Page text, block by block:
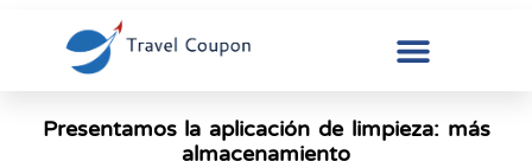
Presentamos la aplicación de limpieza: más
almacenamiento